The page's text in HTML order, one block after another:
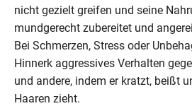
nicht gezielt greifen und seine
mundgerecht zubereitet und
Bei Schmerzen, Stress oder
Hinnerk aggressives Verhalten
und andere, indem er kratzt, beißt
Haaren zieht.